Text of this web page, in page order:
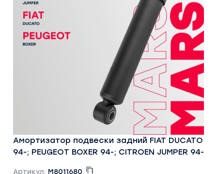
Амортизатор подвески задний FIAT DUCATO
94-; PEUGEOT BOXER 94-; CITROEN JUMPER 94-
Артикул: M8011680